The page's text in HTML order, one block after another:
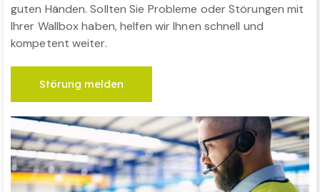
guten Händen. Sollten Sie Probleme oder Störungen mit
Ihrer Wallbox haben, helfen wir Ihnen schnell und
kompetent weiter.
Störung melden